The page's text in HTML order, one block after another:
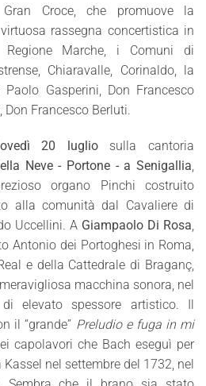
Croce, che promuove la
rassegna concertistica in
Marche, i Comuni di
Chiaravalle, Corinaldo, la
Gasperini, Don Francesco
Francesco Berluti.
20 lugliosulla cantoria
Neve - Portone - a Senigallia
organo Pinchi costruito
alla comunità dal Cavaliere di
Uccellini. A Giampaolo Di Rosa
Antonio dei Portoghesi in Roma,
e della Cattedrale di Braganç,
macchina sonora, nel
elevato spessore artistico. Il
il “grande” Preludio e fuga in mi
capolavori che Bach eseguì per
nel settembre del 1732, nel